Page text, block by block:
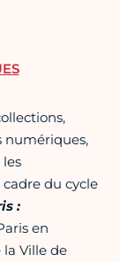
numériques,
du cycle
:
en
la Ville de